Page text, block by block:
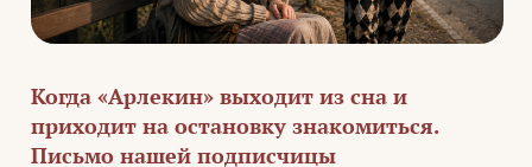
Когда «Арлекин» выходит из сна и
приходит на остановку знакомиться.
Письмо нашей подписчицы